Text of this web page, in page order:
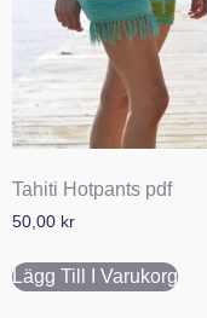
Tahiti Hotpants pdf
50,00 kr
Lägg Till I Varukorg